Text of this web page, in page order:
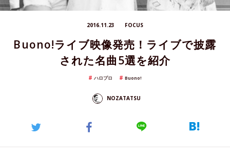
2016.11.23 FOCUS
Buono!ライブ映像発売！ライブで披露
された名曲5選を紹介
ハロプロ Buono!
NOZATATSU